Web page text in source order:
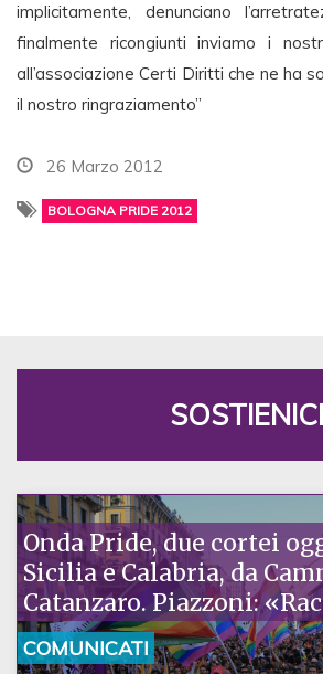
implicitamente, denunciano
finalmente ricongiunti inviamo i
all’associazione Certi Diritti che ne ha
il nostro ringraziamento”
26 Marzo 2012
BOLOGNA PRIDE 2012
SOSTIENICI
Onda Pride, due cortei
Sicilia e Calabria, da
Catanzaro. Piazzoni:
la nostra ostinazione»
COMUNICATI